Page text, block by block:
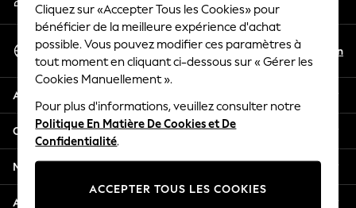
All Swimwear
All Beachwear
Bags & Accessories
Beach Dresses & Kaftans
Dresses
Flip Flops
Sliders
Jumpsuits & Playsuits
Linen Collection
Sandals
Connexion à votre compte
Sélectionnez Votre Langue
Français
En
Aide
Confidentialité et mentions légales
Ministères
Autres services
Cliquez sur «Accepter Tous les Cookies» pour
bénéficier de la meilleure expérience d'achat
possible. Vous pouvez modifier ces paramètres à
tout moment en cliquant ci-dessous sur « Gérer les
Cookies Manuellement ».
Pour plus d'informations, veuillez consulter notre
Politique En Matière De Cookies et De
Confidentialité.
ACCEPTER TOUS LES COOKIES